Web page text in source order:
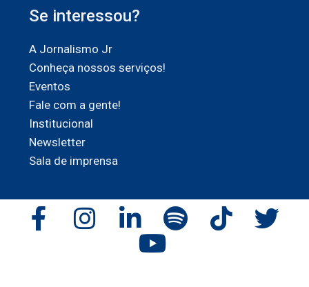
Se interessou?
A Jornalismo Jr
Conheça nossos serviços!
Eventos
Fale com a gente!
Institucional
Newsletter
Sala de imprensa